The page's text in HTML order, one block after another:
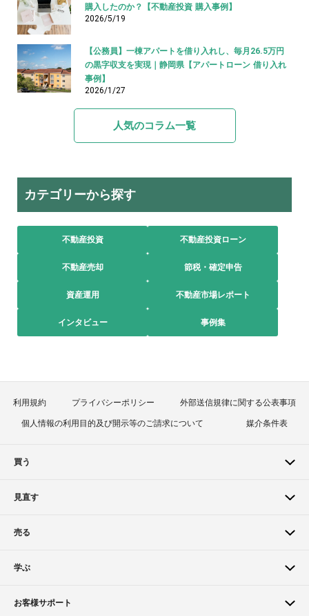
購入したのか？【不動産投資 購入事例】
2026/5/19
【公務員】一棟アパートを借り入れし、毎月26.5万円
の黒字収支を実現｜静岡県【アパートローン 借り入れ
事例】
2026/1/27
人気のコラム一覧
カテゴリーから探す
不動産投資 不動産投資ローン
不動産売却 節税・確定申告
資産運用 不動産市場レポート
インタビュー 事例集
利用規約 プライバシーポリシー 外部送信規律に関する公表事項
個人情報の利用目的及び開示等のご請求について 媒介条件表
買う
見直す
売る
学ぶ
お客様サポート